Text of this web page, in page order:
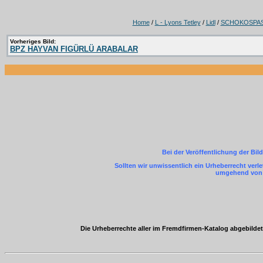
Home/ L - Lyons Tetley/ Lidl/
Vorheriges Bild:
BPZ HAYVAN FIGÜRLÜ ARABALAR
Bei der Veröffentlichung der
Sollten wir unwissentlich ein Urheberrecht
umgehend
Die Urheberrechte aller im Fremdfirmen-Katalog